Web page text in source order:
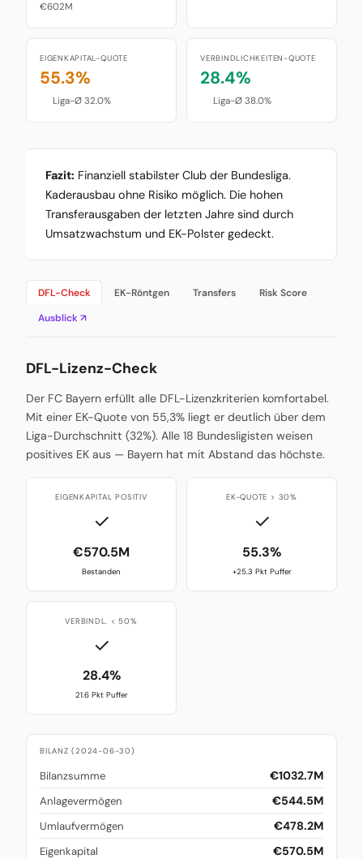
€602M
EIGENKAPITAL-QUOTE
55.3%
Liga-Ø 32.0%
VERBINDLICHKEITEN-QUOTE
28.4%
Liga-Ø 38.0%
Fazit: Finanziell stabilster Club der Bundesliga.
Kaderausbau ohne Risiko möglich. Die hohen
Transferausgaben der letzten Jahre sind durch
Umsatzwachstum und EK-Polster gedeckt.
DFL-Check EK-Röntgen Transfers
Risk Score
Ausblick ↗
DFL-Lizenz-Check
Der FC Bayern erfüllt alle DFL-Lizenzkriterien komfortabel.
Mit einer EK-Quote von 55,3% liegt er deutlich über dem
Liga-Durchschnitt (32%). Alle 18 Bundesligisten weisen
positives EK aus — Bayern hat mit Abstand das höchste.
EIGENKAPITAL POSITIV
✓
€570.5M
Bestanden
EK-QUOTE > 30%
✓
55.3%
+25.3 Pkt Puffer
VERBINDL. < 50%
✓
28.4%
21.6 Pkt Puffer
BILANZ (2024-06-30)
Bilanzsumme €1032.7M
Anlagevermögen €544.5M
Umlaufvermögen €478.2M
Eigenkapital €570.5M